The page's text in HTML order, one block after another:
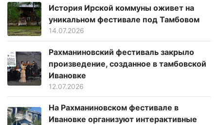
История Ирской коммуны оживет на
уникальном фестивале под Тамбовом
14.07.2026
Рахманиновский фестиваль закрыло
произведение, созданное в тамбовской
Ивановке
12.07.2026
На Рахманиновском фестивале в
Ивановке организуют интерактивные